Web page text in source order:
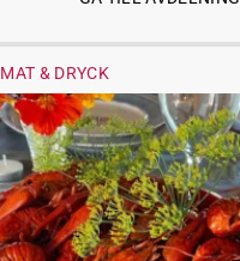
MAT & DRYCK